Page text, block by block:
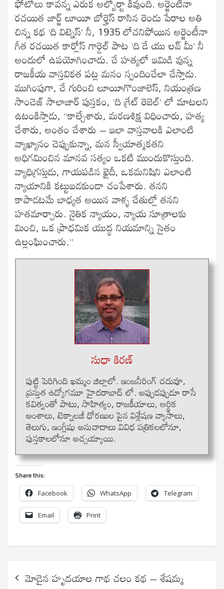
రచయిత జార్జ్ లూయీ బోర్హెస్ రాసిన రెండు పేరాల అతి
చిన్న కథ ‘ది విట్నెస్’ నీ, 1935 లోచనిపోయిన అర్జెంటీనా
గీత రచయిత కార్లోస్ గార్డెల్ పాట ‘ది డే యు లవ్ మీ’ నీ
అందులో ఉపయోగించాడు. చే హత్యలో ఇమిడి వున్న
రాజకీయ వాస్తవికత పట్ల మనం స్పందించేలా చేస్తాడు.
ముగింపుగా, చే గురించి లూయీగొంజాలెస్, నియంత్రణ
సాంచెజ్ సాలాజార్ పుస్తకం, ‘ది గ్రేట్ రెబెల్’ లో మాటలని
ఉటంకిస్తాడు, “కాల్చేశారు, మరణశిక్ష విధించారు, హత్య
చేశారు, అంతం చేశారు – ఇలా వాస్తవాలకి ఎలాంటి
వ్యాఖ్యానం చెప్పుకున్నా, మన స్వీయాత్మకతని
అధిగమించిన మానవ సత్యం ఒకటి ముందుకొస్తుంది.
వ్యాధిగ్రస్తుడు, గాయపడిన ఖైదీ, ఒకమనిషిని ఎలాంటి
న్యాయానికి కట్టుబడకుండా చంపేశారు. తనని
కాపాడటమే బాధ్యత అయిన వాళ్ళ చేతుల్లో తనని
హతమార్చారు. నైతిక న్యాయం, న్యాయ సూత్రాలకు
మించి, ఒక ప్రాధమిక యుద్ధ నియమాన్ని సైతం
ఉల్లంఘించారు.”
సుధా కిరణ్
పుట్టి పెరిగింది ఖమ్మం జిల్లాలో. ఇంజనీరింగ్ చదువూ,
ప్రస్తుత ఉద్యోగమూ హైదరాబాద్ లో. అప్పుడప్పుడూ రాసే
కవిత్వంతో పాటు, సాహిత్యం, రాజకీయాలు, ఆర్థిక
అంశాలు, టెక్నాలజీ ధోరణుల పైన విశ్లేషణ వ్యాసాలు,
తెలుగు, ఇంగ్లీషు అనువాదాలు వివిధ పత్రికలలోనూ,
పుస్తకాలలోనూ అచ్చయ్యాయి.
Share this:
Facebook WhatsApp Telegram
Email Print
Post మోడైన హృదయాల గాథ చలం కథ – శేషమ్మ